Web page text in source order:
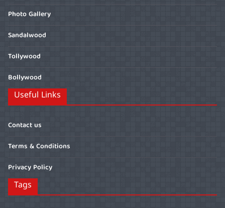
Photo Gallery
Sandalwood
Tollywood
Bollywood
Useful Links
Contact us
Terms & Conditions
Privacy Policy
Tags